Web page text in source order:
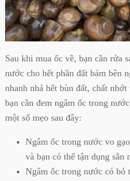
Sau khi mua ốc về, bạn cần rửa
nước cho hết phần đất bám bên
nhanh nhả hết bùn đất, chất nhớt
bạn cần đem ngâm ốc trong
một số mẹo sau đây:
Ngâm ốc trong nước vo
và bạn có thể tận dụng sẵn
Ngâm ốc trong nước có bỏ